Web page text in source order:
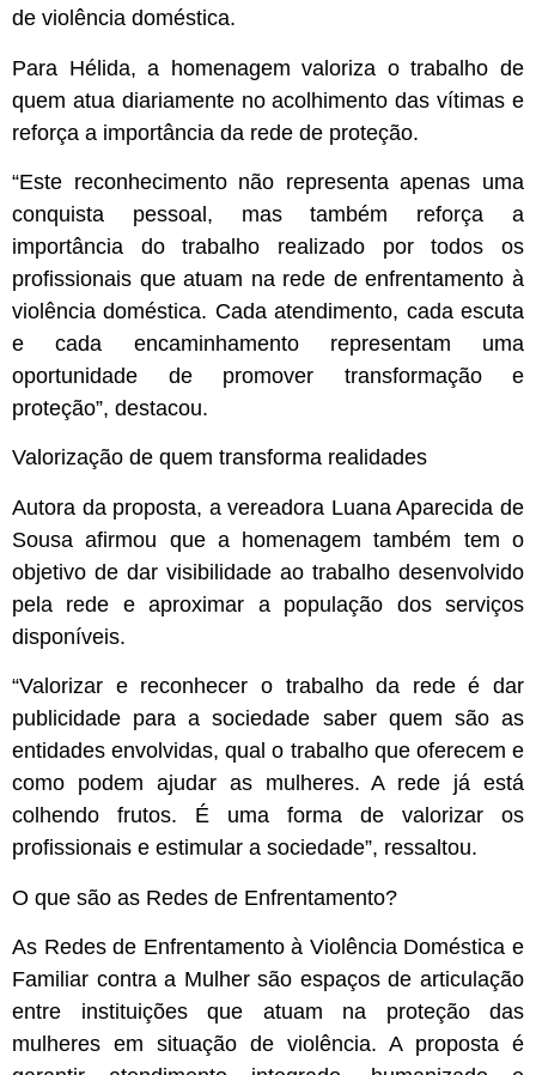
de violência doméstica.
Para Hélida, a homenagem valoriza o trabalho de
quem atua diariamente no acolhimento das vítimas e
reforça a importância da rede de proteção.
“Este reconhecimento não representa apenas uma
conquista pessoal, mas também reforça a
importância do trabalho realizado por todos os
profissionais que atuam na rede de enfrentamento à
violência doméstica. Cada atendimento, cada escuta
e cada encaminhamento representam uma
oportunidade de promover transformação e
proteção”, destacou.
Valorização de quem transforma realidades
Autora da proposta, a vereadora Luana Aparecida de
Sousa afirmou que a homenagem também tem o
objetivo de dar visibilidade ao trabalho desenvolvido
pela rede e aproximar a população dos serviços
disponíveis.
“Valorizar e reconhecer o trabalho da rede é dar
publicidade para a sociedade saber quem são as
entidades envolvidas, qual o trabalho que oferecem e
como podem ajudar as mulheres. A rede já está
colhendo frutos. É uma forma de valorizar os
profissionais e estimular a sociedade”, ressaltou.
O que são as Redes de Enfrentamento?
As Redes de Enfrentamento à Violência Doméstica e
Familiar contra a Mulher são espaços de articulação
entre instituições que atuam na proteção das
mulheres em situação de violência. A proposta é